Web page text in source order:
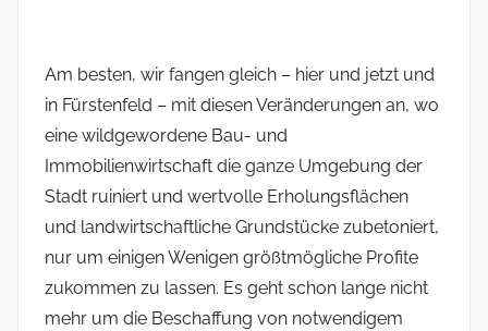
Am besten, wir fangen gleich – hier und jetzt und
in Fürstenfeld – mit diesen Veränderungen an, wo
eine wildgewordene Bau- und
Immobilienwirtschaft die ganze Umgebung der
Stadt ruiniert und wertvolle Erholungsflächen
und landwirtschaftliche Grundstücke zubetoniert,
nur um einigen Wenigen größtmögliche Profite
zukommen zu lassen. Es geht schon lange nicht
mehr um die Beschaffung von notwendigem